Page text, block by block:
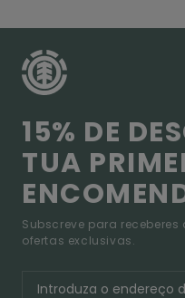
15% DE
TUA
Subscreve para
ofertas exclusivas.